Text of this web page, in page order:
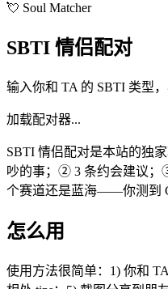
💘 Soul Matcher
SBTI 情侣配对
输入你和 TA 的 SBTI 类型
加载配对器...
SBTI 情侣配对是本站的独
吵的事；② 3 条约会建议；
个赛道还是蓝海——你测到
怎么用
使用方法很简单：1) 你和